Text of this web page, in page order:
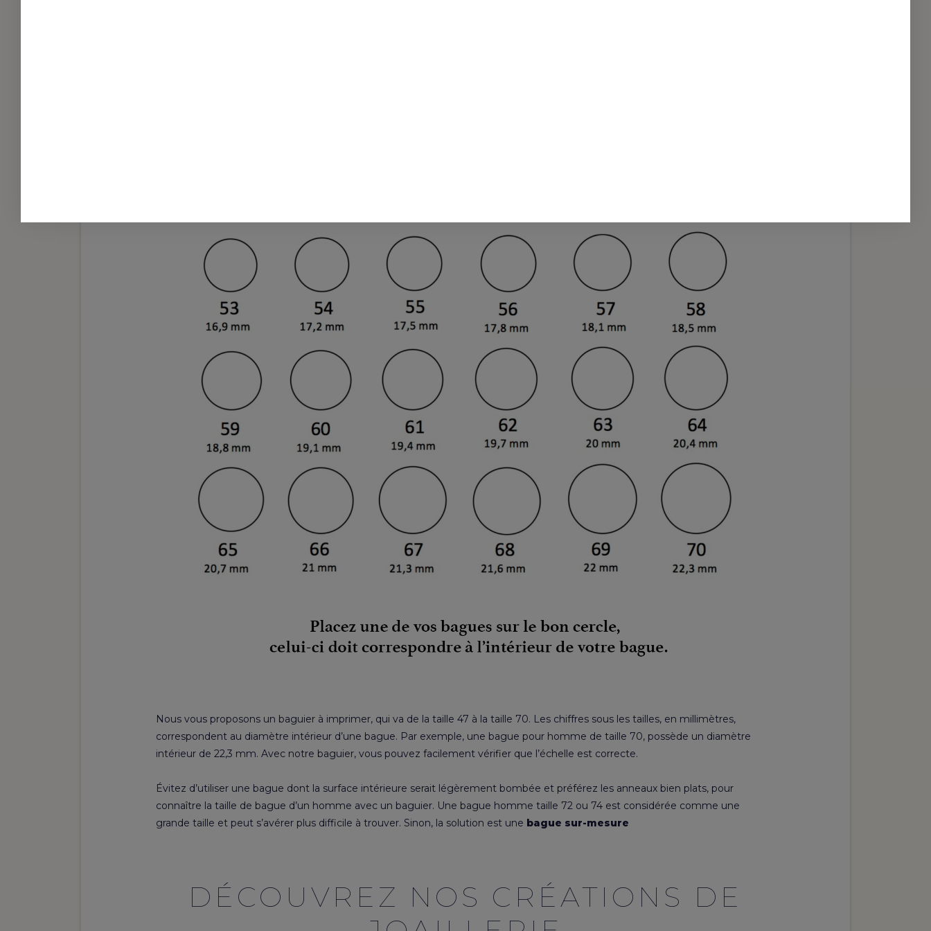
Nous vous proposons un baguier à imprimer, qui va de la taille 47 à la taille 70. Les chiffres sous les tailles, en millimètres,
correspondent au diamètre intérieur d’une bague. Par exemple, une bague pour homme de taille 70, possède un diamètre
intérieur de 22,3 mm. Avec notre baguier, vous pouvez facilement vérifier que l’échelle est correcte.
Évitez d’utiliser une bague dont la surface intérieure serait légèrement bombée et préférez les anneaux bien plats, pour
connaître la taille de bague d’un homme avec un baguier. Une bague homme taille 72 ou 74 est considérée comme une
grande taille et peut s’avérer plus difficile à trouver. Sinon, la solution est une bague sur-mesure
DÉCOUVREZ NOS CRÉATIONS DE